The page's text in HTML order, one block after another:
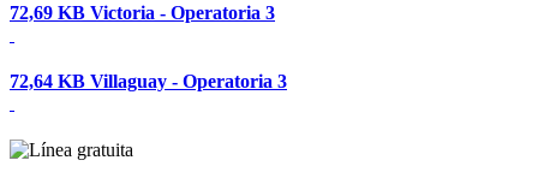
72,69 KB Victoria - Operatoria 3
72,64 KB Villaguay - Operatoria 3